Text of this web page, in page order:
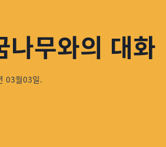
나무와의 대화
03월03일.